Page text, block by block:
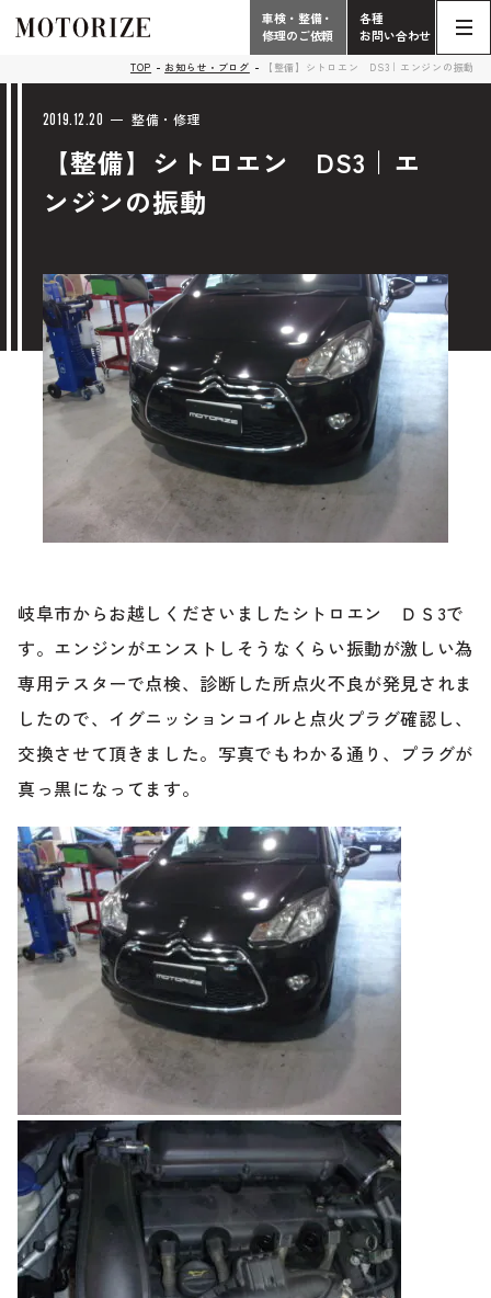
こだわり
中古車販売・在庫車情報
車検・整備・修理のご依頼
中古車探しのご依頼/その他
お問い合わせフォーム
ブランド紹介
ブログ
お客様の声
ケータハム岐阜
Phone
電話受付時間 10:00 - 18:30（月曜定休）
タップで電話がかかります
お問い合わせ総合
058-247-8001
タップで電話がかかります
Contact Form
24時間受付対応の
買取査定のご依頼
中古車探しのご依頼・レンタカーのご相談
電話・メールなどのご連絡方法意外にも、オンラインで
のご相談も可能です。
お問い合わせフォームにて、オンラインでのご連絡をご
Contact
車検・整備・
修理のご依頼
各種
お問い合わせ
TOP お知らせ・ブログ 【整備】シトロエン DS3｜エンジンの振動
2019.12.20 整備・修理
【整備】シトロエン DS3｜エ
ンジンの振動
岐阜市からお越しくださいましたシトロエン ＤＳ3で
す。エンジンがエンストしそうなくらい振動が激しい為
専用テスターで点検、診断した所点火不良が発見されま
したので、イグニッションコイルと点火プラグ確認し、
交換させて頂きました。写真でもわかる通り、プラグが
真っ黒になってます。